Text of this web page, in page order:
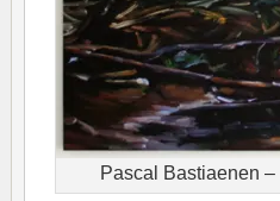
Pascal Bastiaenen